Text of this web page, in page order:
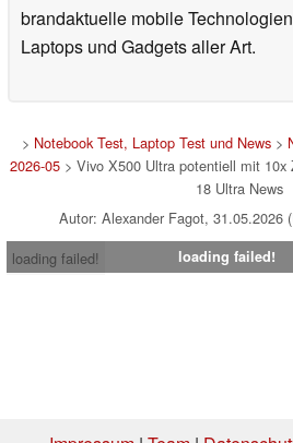
brandaktuelle mobile
Laptops und Gadgets aller Art.
> Notebook Test, Laptop Test und News>
2026-05 > Vivo X500 Ultra potentiell mit
18 Ultra News
Autor: Alexander Fagot, 31.05.2026
loading failed!
loading failed!